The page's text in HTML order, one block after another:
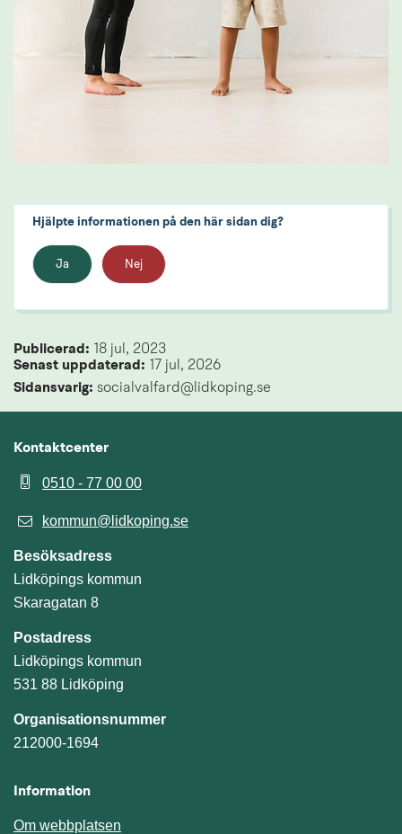
Hjälpte informationen på den här sidan dig?
Ja Nej
Publicerad:
18 jul, 2023
Senast uppdaterad:
17 jul, 2026
Sidansvarig: socialvalfard@lidkoping.se
Kontaktcenter
0510 - 77 00 00
kommun@lidkoping.se
Besöksadress
Lidköpings kommun
Skaragatan 8
Postadress
Lidköpings kommun
531 88 Lidköping
Organisationsnummer
212000-1694
Information
Om webbplatsen